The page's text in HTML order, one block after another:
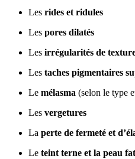
Les rides et ridules
Les pores dilatés
Les irrégularités de
Les taches pigmentaires
Le mélasma (selon le type
Les vergetures
La perte de fermeté et
Le teint terne et la peau